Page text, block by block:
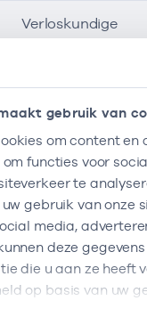
gebruik van
om content en
om functies voor
te
gebruik van onze
media,
deze
die u aan ze heeft
op basis van uw
bij de volgende
Verloskundige
Verloskundige, Counseling prenatale screening , Anticonceptie, Biometrie echo, Termijn echo
met
Rol
heeft het